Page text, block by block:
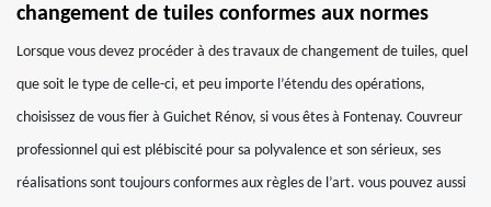
changement de tuiles conformes aux normes
Lorsque vous devez procéder à des travaux de changement de tuiles, quel
que soit le type de celle-ci, et peu importe l’étendu des opérations,
choisissez de vous fier à Guichet Rénov, si vous êtes à Fontenay. Couvreur
professionnel qui est plébiscité pour sa polyvalence et son sérieux, ses
réalisations sont toujours conformes aux règles de l’art. vous pouvez aussi